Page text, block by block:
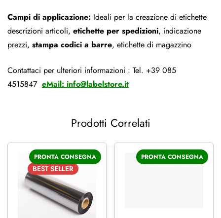
Campi di applicazione: Ideali per la creazione di etichette
descrizioni articoli, etichette per spedizioni, indicazione
prezzi, stampa codici a barre, etichette di magazzino
Contattaci per ulteriori informazioni : Tel. +39 085
4515847 eMail: info@labelstore.it
Prodotti Correlati
BESTSELLER
PRONTA CONSEGNA PRONTA CONSEGNA